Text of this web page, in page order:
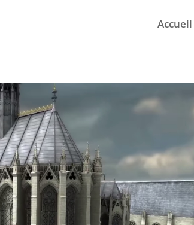
Accueil